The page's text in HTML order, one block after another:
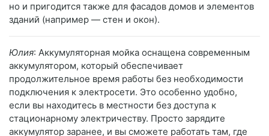
но и пригодится также для фасадов домов и элементов
зданий (например — стен и окон).
Юлия: Аккумуляторная мойка оснащена современным
аккумулятором, который обеспечивает
продолжительное время работы без необходимости
подключения к электросети. Это особенно удобно,
если вы находитесь в местности без доступа к
стационарному электричеству. Просто зарядите
аккумулятор заранее, и вы сможете работать там, где